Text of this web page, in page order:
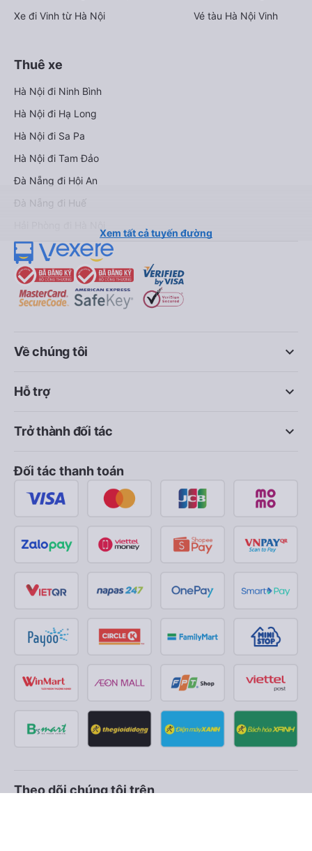
Xe đi Vinh từ Hà Nội
Vé tàu Hà Nội Vinh
Thuê xe
Hà Nội đi Ninh Bình
Hà Nội đi Hạ Long
Hà Nội đi Sa Pa
Hà Nội đi Tam Đảo
Đà Nẵng đi Hội An
Đà Nẵng đi Huế
Xem tất cả tuyến đường
keyboard_arrow_down
Về chúng tôi
keyboard_arrow_down
Hỗ trợ
keyboard_arrow_down
Trở thành đối tác
Đối tác thanh toán
Theo dõi chúng tôi trên